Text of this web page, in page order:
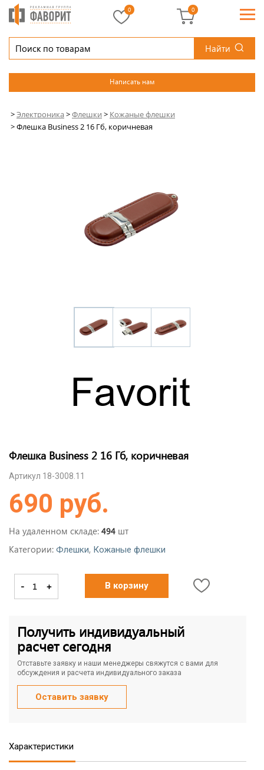
Найти
Написать нам
0 0
>Электроника>Флешки > Кожаные флешки
>Флешка Business 2 16 Гб, коричневая
Флешка Business 2 16 Гб, коричневая
Артикул 18-3008.11
690 руб.
На удаленном складе: 494 шт
Категории: Флешки, Кожаные флешки
- + В корзину
Получить индивидуальный
расчет сегодня
Отставьте заявку и наши менеджеры свяжутся с вами для
обсуждения и расчета индивидуального заказа
Оставить заявку
Характеристики